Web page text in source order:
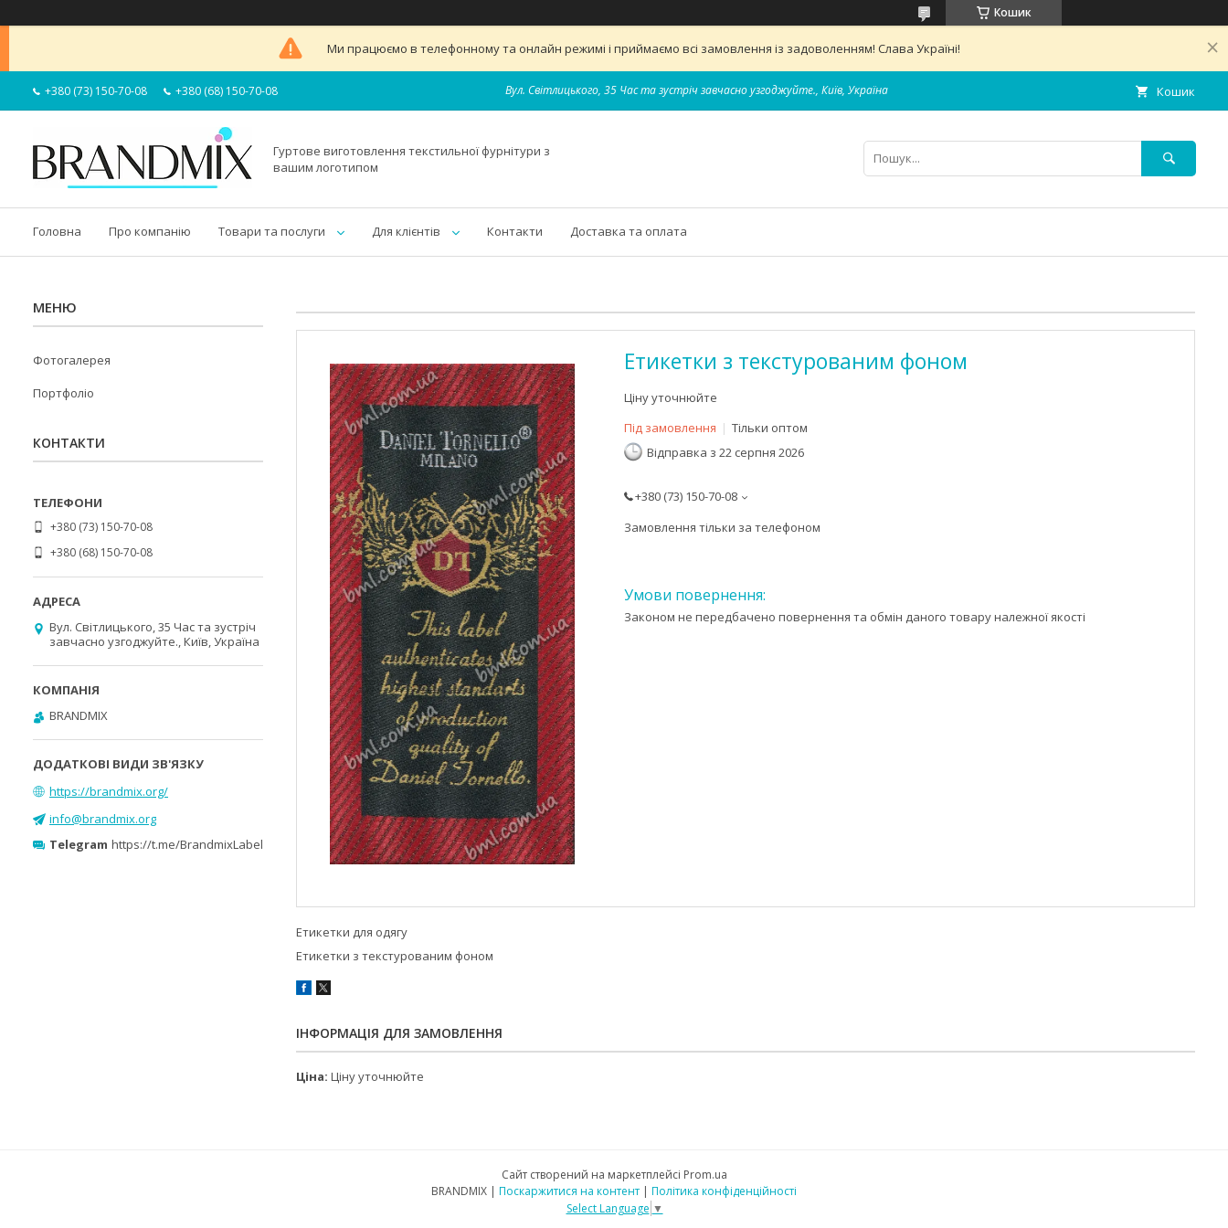
Кошик
Ми працюємо в телефонному та онлайн режимі і приймаємо всі замовлення із задоволенням! Слава Україні!
+380 (73) 150-70-08 +380 (68) 150-70-08 Вул. Світлицького, 35 Час та зустріч завчасно узгоджуйте., Київ, Україна Кошик
Гуртове виготовлення текстильної фурнітури з
вашим логотипом
Головна Про компанію Товари та послуги Для клієнтів Контакти Доставка та оплата
Етикетки з текстурованим фоном
Ціну уточнюйте
Під замовлення
Тільки оптом
Відправка з 22 серпня 2026
+380 (73) 150-70-08
Замовлення тільки за телефоном
Законом не передбачено повернення та обмін даного товару належної якості
Етикетки для одягу
Етикетки з текстурованим фоном
ІНФОРМАЦІЯ ДЛЯ ЗАМОВЛЕННЯ
Ціна: Ціну уточнюйте
Фотогалерея
Портфоліо
КОНТАКТИ
+380 (73) 150-70-08
+380 (68) 150-70-08
Вул. Світлицького, 35 Час та зустріч
завчасно узгоджуйте., Київ, Україна
BRANDMIX
https://brandmix.org/
info@brandmix.org
Telegram https://t.me/BrandmixLabel
Сайт створений на маркетплейсі Prom.ua
BRANDMIX | Поскаржитися на контент | Політика конфіденційності
Select Language ▼